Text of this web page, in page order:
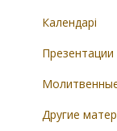
Календарі
Презентации
Другие